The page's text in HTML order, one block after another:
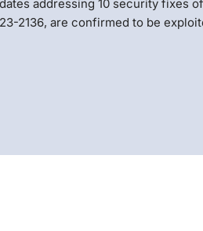
addressing 10 security fixes of
2136, are confirmed to be